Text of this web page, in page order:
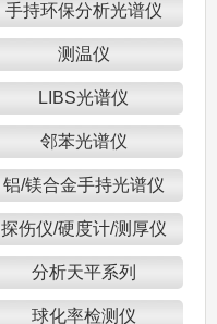
手持环保分析光谱仪
测温仪
LIBS光谱仪
邻苯光谱仪
铝/镁合金手持光谱仪
探伤仪/硬度计/测厚仪
分析天平系列
球化率检测仪